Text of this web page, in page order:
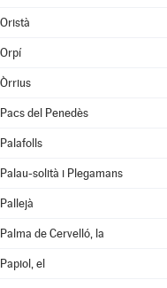
Oristà
Orpí
Òrrius
Pacs del Penedès
Palafolls
Palau-solità i Plegamans
Pallejà
Palma de Cervelló, la
Papiol, el